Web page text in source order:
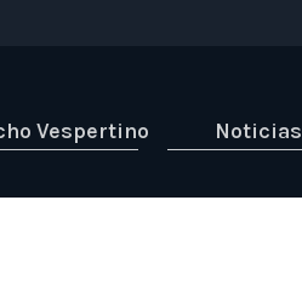
Vespertino Noticias